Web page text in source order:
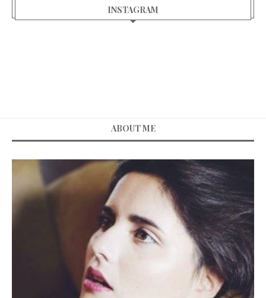
INSTAGRAM
ABOUT ME